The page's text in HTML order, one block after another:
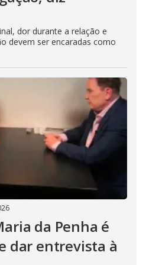
dor durante a relação e
devem ser encaradas como
da Penha é
dar entrevista à